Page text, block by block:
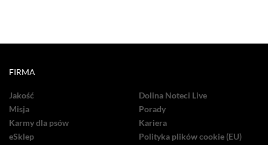
FIRMA
Jakość
Misja
Karmy dla psów
eSklep
Dolina Noteci Live
Porady
Kariera
Polityka plików cookie (EU)